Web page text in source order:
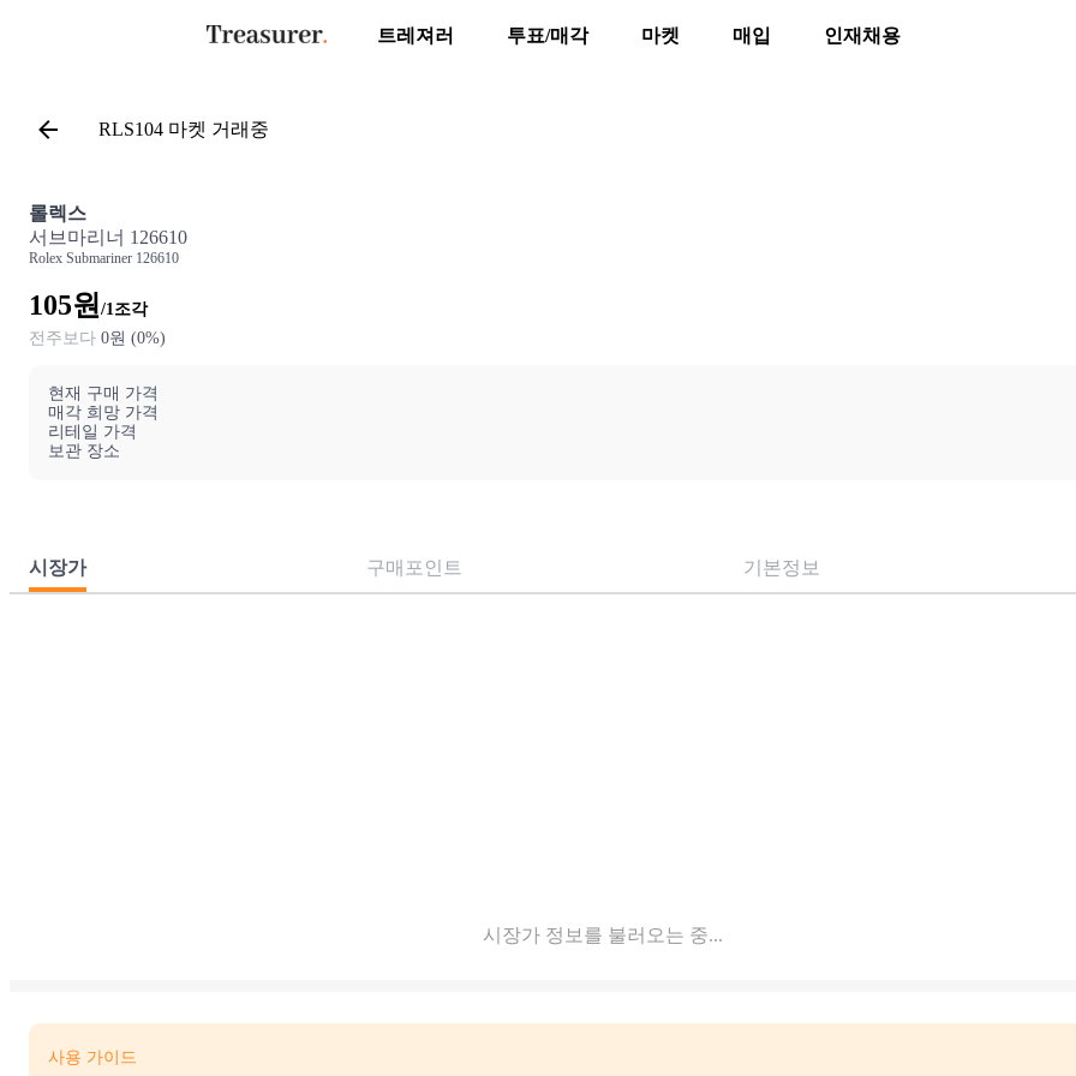
트레져러 투표/매각 마켓 매입 인재채용
RLS104 마켓 거래중
롤렉스
서브마리너 126610
Rolex Submariner 126610
105원 /1조각
전주보다 0원 (0%)
현재 구매 가격
매각 희망 가격
리테일 가격
보관 장소
시장가 구매포인트 기본정보
시장가 정보를 불러오는 중...
사용 가이드